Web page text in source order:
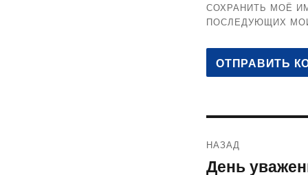
СОХРАНИТЬ МОЁ
ПОСЛЕДУЮЩИХ
по
НАЗАД
Предыдущая
День